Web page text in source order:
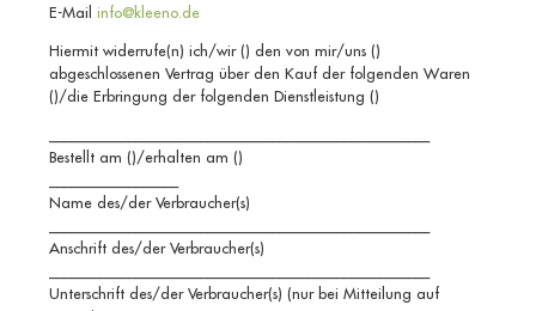
E-Mail info@kleeno.de
Hiermit widerrufe(n) ich/wir () den von mir/uns ()
abgeschlossenen Vertrag über den Kauf der folgenden Waren
()/die Erbringung der folgenden Dienstleistung ()
Bestellt am ()/erhalten am ()
Name des/der Verbraucher(s)
Anschrift des/der Verbraucher(s)
Unterschrift des/der Verbraucher(s) (nur bei Mitteilung auf